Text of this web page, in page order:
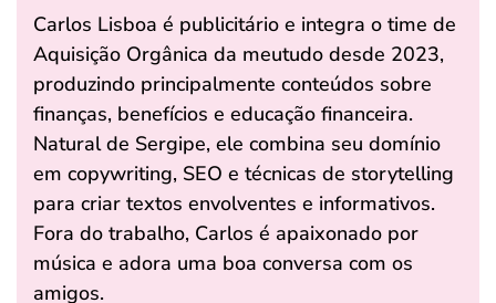
Carlos Lisboa é publicitário e integra o time de
Aquisição Orgânica da meutudo desde 2023,
produzindo principalmente conteúdos sobre
finanças, benefícios e educação financeira.
Natural de Sergipe, ele combina seu domínio
em copywriting, SEO e técnicas de storytelling
para criar textos envolventes e informativos.
Fora do trabalho, Carlos é apaixonado por
música e adora uma boa conversa com os
amigos.